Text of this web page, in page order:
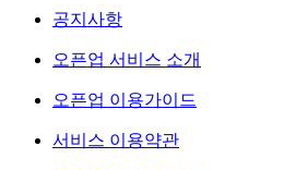
공지사항
오픈업 서비스 소개
오픈업 이용가이드
서비스 이용약관